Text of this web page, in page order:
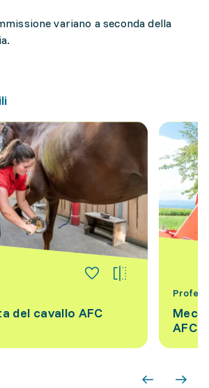
variano a seconda della
del cavallo AFC
AFC